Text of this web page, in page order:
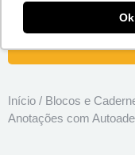
Início / Blocos e
Anotações com